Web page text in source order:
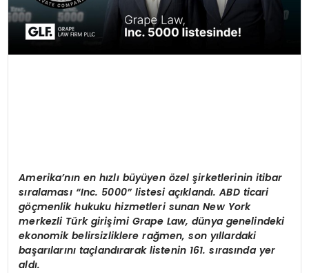
Amerika’nın en hızlı büyüyen özel şirketlerinin itibar
sıralaması “Inc. 5000” listesi açıklandı. ABD ticari
göçmenlik hukuku hizmetleri sunan New York
merkezli Türk girişimi Grape Law, dünya genelindeki
ekonomik belirsizliklere rağmen, son yıllardaki
başarılarını taçlandırarak listenin 161. sırasında yer
aldı.